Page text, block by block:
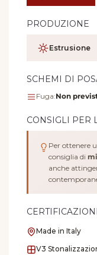
PRODUZIONE
Estrusione
SCHEMI DI
Fuga:Non
CONSIGLI PER
Per ottenere
consiglia di
anche
CERTIFICAZIONI
Made in Italy
V3